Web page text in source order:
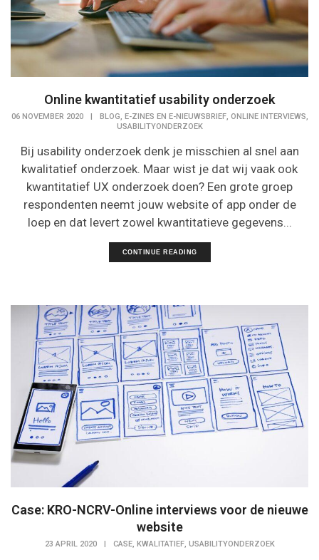
Online kwantitatief usability onderzoek
06 NOVEMBER 2020 BLOG, E-ZINES EN E-NIEUWSBRIEF, ONLINE INTERVIEWS,
USABILITYONDERZOEK
Bij usability onderzoek denk je misschien al snel aan
kwalitatief onderzoek. Maar wist je dat wij vaak ook
kwantitatief UX onderzoek doen? Een grote groep
respondenten neemt jouw website of app onder de
loep en dat levert zowel kwantitatieve gegevens...
CONTINUE READING
Case: KRO-NCRV-Online interviews voor de nieuwe
website
23 APRIL 2020 CASE, KWALITATIEF, USABILITYONDERZOEK